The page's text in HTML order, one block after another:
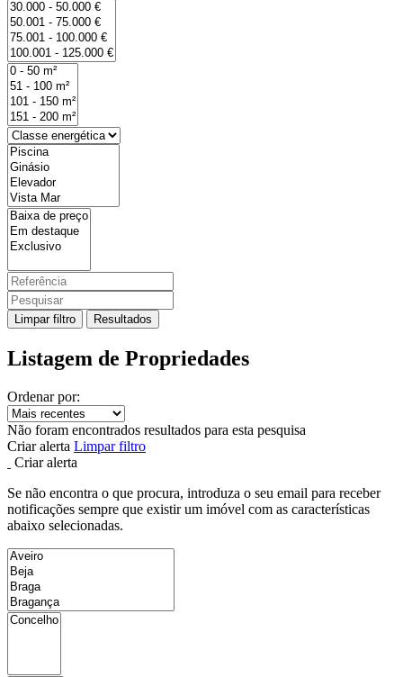
Limpar filtro Resultados
Listagem de Propriedades
Ordenar por:
Não foram encontrados resultados para esta pesquisa
Criar alerta Limpar filtro
Criar alerta
Se não encontra o que procura, introduza o seu email para receber
notificações sempre que existir um imóvel com as características
abaixo selecionadas.